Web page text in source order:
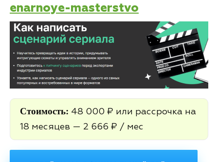
enarnoye-masterstvo
Стоимость: 48 000 ₽ или рассрочка на
18 месяцев — 2 666 ₽ / мес